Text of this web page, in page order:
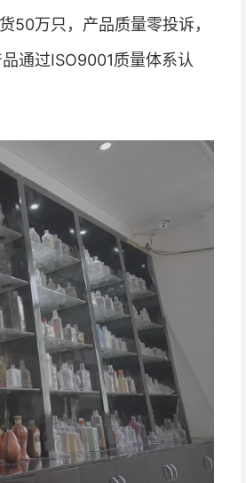
50万只，产品质量零投诉，
通过ISO9001质量体系认